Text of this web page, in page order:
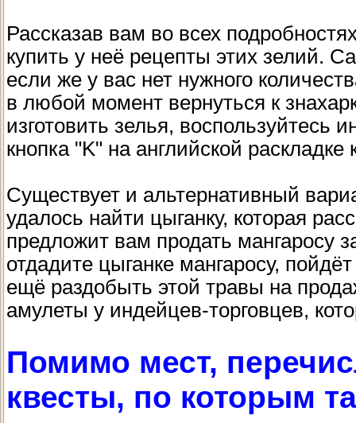
Рассказав вам во всех
купить у неё рецепты этих зелий.
если же у вас нет нужного
в любой момент вернуться к
изготовить зелья,
кнопка "K" на английской раскладке
Существует и альтернативный
удалось найти цыганку, которая
предложит вам продать мангаросу
отдадите цыганке мангаросу,
ещё раздобыть этой травы на
амулеты у индейцев-торговцев,
Помимо мест,
квесты, по которым